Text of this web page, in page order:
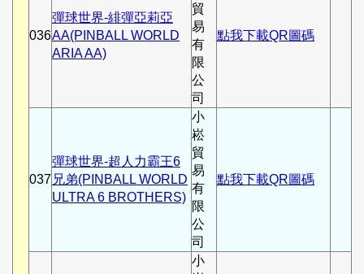
036
彈球世界-緋彈亞莉亞
AA(PINBALL WORLD
ARIA AA)
貿
易
有
限
公
司
點我下載QR圖碼
037
彈球世界-超人力霸王6
兄弟(PINBALL WORLD
ULTRA 6 BROTHERS)
小
崧
貿
易
有
限
公
司
點我下載QR圖碼
小